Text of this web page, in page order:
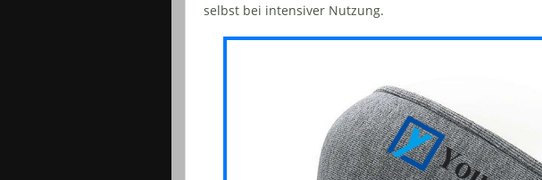
selbst bei intensiver Nutzung.